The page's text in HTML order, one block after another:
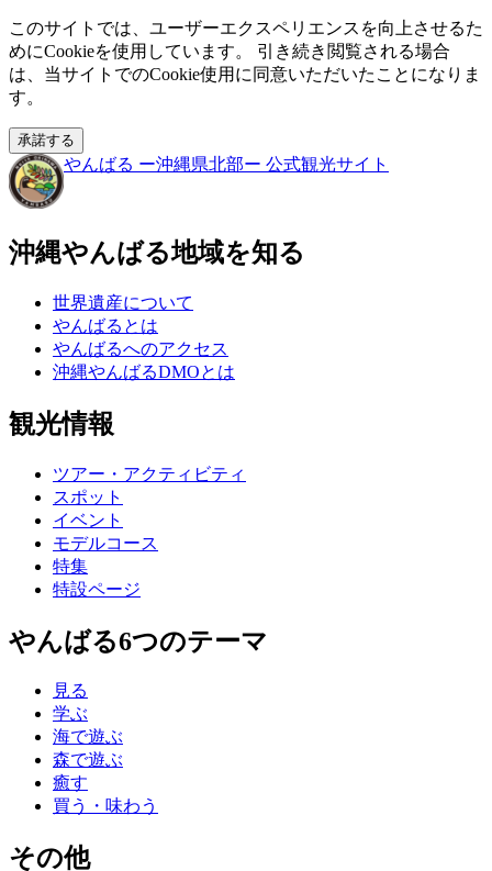
このサイトでは、ユーザーエクスペリエンスを向上させるた
めにCookieを使用しています。 引き続き閲覧される場合
は、当サイトでのCookie使用に同意いただいたことになりま
す。
承諾する
やんばる ー沖縄県北部ー 公式観光サイト
沖縄やんばる地域を知る
世界遺産について
やんばるとは
やんばるへのアクセス
沖縄やんばるDMOとは
観光情報
ツアー・アクティビティ
スポット
イベント
モデルコース
特集
特設ページ
やんばる6つのテーマ
見る
学ぶ
海で遊ぶ
森で遊ぶ
癒す
買う・味わう
その他